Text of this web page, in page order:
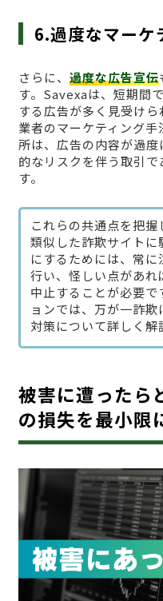
6.過度なマーケ
さらに、 過度な広告宣伝
す。Savexaは、短期間
する広告が多く見受け
業者のマーケティング
所は、広告の内容が過
的なリスクを伴う取引
す。
これらの共通点を把
類似した詐欺サイトに
にするためには、常に
行い、怪しい点があれ
中止することが必要で
ョンでは、万が一詐
対策について詳しく解
被害に遭ったら
の損失を最小限